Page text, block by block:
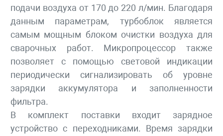
подачи воздуха от 170 до 220 л/мин. Благодаря
данным параметрам, турбоблок является
самым мощным блоком очистки воздуха для
сварочных работ. Микропроцессор также
позволяет с помощью световой индикации
периодически сигнализировать об уровне
зарядки аккумулятора и заполненности
фильтра.
В комплект поставки входит зарядное
устройство с переходниками. Время зарядки